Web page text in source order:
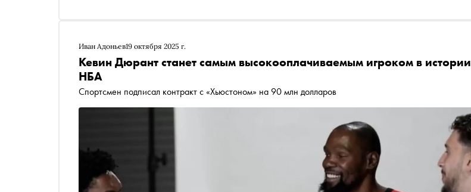
Иван Адоньев19 октября 2025 г.
Кевин Дюрант станет самым высокооплачиваемым игроком в истории
НБА
Спортсмен подписал контракт с «Хьюстоном» на 90 млн долларов